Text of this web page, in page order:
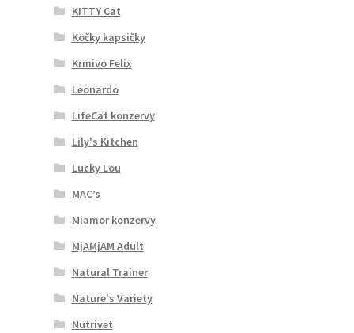
KITTY Cat
Kočky kapsičky
Krmivo Felix
Leonardo
LifeCat konzervy
Lily's Kitchen
Lucky Lou
MAC’s
Miamor konzervy
MjAMjAM Adult
Natural Trainer
Nature's Variety
Nutrivet